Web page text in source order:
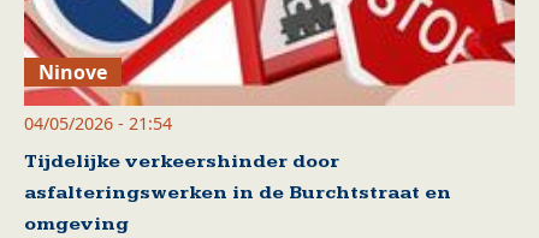
Ninove
04/05/2026 - 21:54
Tijdelijke verkeershinder door
asfalteringswerken in de Burchtstraat en
omgeving